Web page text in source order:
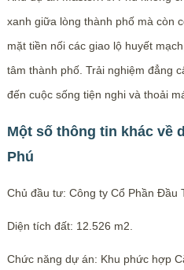
xanh giữa lòng thành phố mà còn
mặt tiền nối các giao lộ huyết
tâm thành phố. Trải nghiệm đẳng
đến cuộc sống tiện nghi và thoải
Một số thông tin khác về
Phú
Chủ đầu tư: Công ty Cổ Phần Đầu
Diện tích đất: 12.526 m2.
Chức năng dự án: Khu phức hợp